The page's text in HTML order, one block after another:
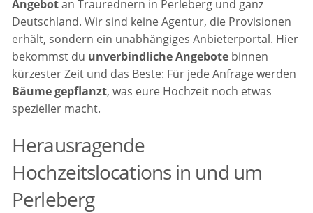
Angebotan Traurednern in Perleberg und ganz
Deutschland. Wir sind keine Agentur, die Provisionen
erhält, sondern ein unabhängiges Anbieterportal. Hier
bekommst du unverbindliche Angebote binnen
kürzester Zeit und das Beste: Für jede Anfrage werden
Bäume gepflanzt, was eure Hochzeit noch etwas
spezieller macht.
Herausragende
Hochzeitslocations in und um
Perleberg